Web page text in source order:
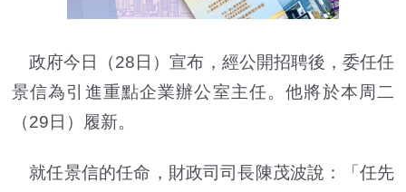
政府今日（28日）宣布，經公開招聘後，委任任
景信為引進重點企業辦公室主任。他將於本周二
（29日）履新。
就任景信的任命，財政司司長陳茂波說：「任先